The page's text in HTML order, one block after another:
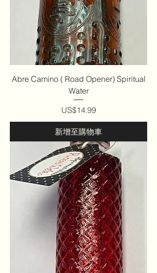
Abre Camino ( Road Opener) Spiritual
Water
價格
US$14.99
新增至購物車